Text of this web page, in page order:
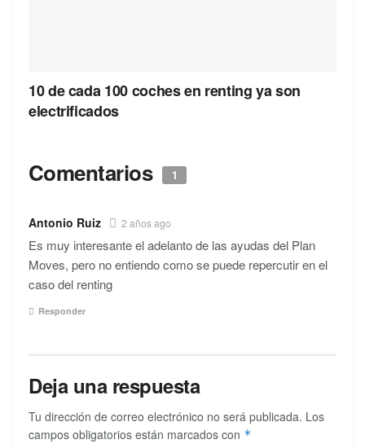
10 de cada 100 coches en renting ya son
electrificados
Comentarios 1
Antonio Ruiz 2 años ago
Es muy interesante el adelanto de las ayudas del Plan
Moves, pero no entiendo como se puede repercutir en el
caso del renting
Responder
Deja una respuesta
Tu dirección de correo electrónico no será publicada. Los
campos obligatorios están marcados con *